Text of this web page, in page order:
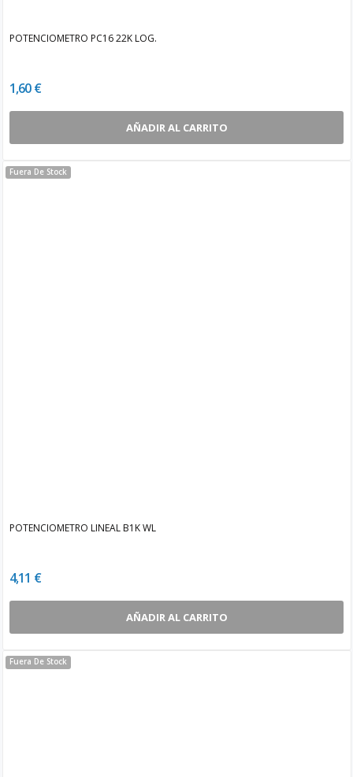
POTENCIOMETRO PC16 22K LOG.
1,60 €
AÑADIR AL CARRITO
Fuera De Stock
POTENCIOMETRO LINEAL B1K WL
4,11 €
AÑADIR AL CARRITO
Fuera De Stock